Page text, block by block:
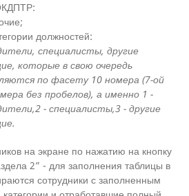
должностей:
специалисты, другие
которые в свою очередь
по фасету 10 номера (7-ой
без пробелов), а именно 1 -
- специалисты,3 - другие
на экране по нажатию на кнопку
2” - для заполнения таблицы в
сотрудники с заполненным